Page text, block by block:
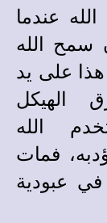
عندما
سمح الله
على يد
الهيكل
الله
فمات
في عبودية